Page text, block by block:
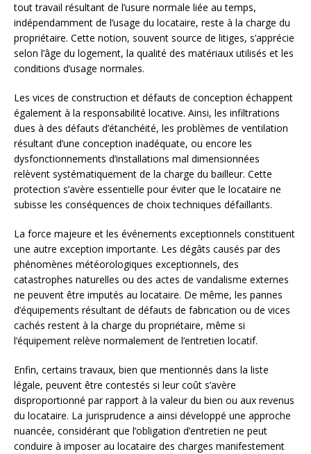
tout travail résultant de l’usure normale liée au temps,
indépendamment de l’usage du locataire, reste à la charge du
propriétaire. Cette notion, souvent source de litiges, s’apprécie
selon l’âge du logement, la qualité des matériaux utilisés et les
conditions d’usage normales.
Les vices de construction et défauts de conception échappent
également à la responsabilité locative. Ainsi, les infiltrations
dues à des défauts d’étanchéité, les problèmes de ventilation
résultant d’une conception inadéquate, ou encore les
dysfonctionnements d’installations mal dimensionnées
relèvent systématiquement de la charge du bailleur. Cette
protection s’avère essentielle pour éviter que le locataire ne
subisse les conséquences de choix techniques défaillants.
La force majeure et les événements exceptionnels constituent
une autre exception importante. Les dégâts causés par des
phénomènes météorologiques exceptionnels, des
catastrophes naturelles ou des actes de vandalisme externes
ne peuvent être imputés au locataire. De même, les pannes
d’équipements résultant de défauts de fabrication ou de vices
cachés restent à la charge du propriétaire, même si
l’équipement relève normalement de l’entretien locatif.
Enfin, certains travaux, bien que mentionnés dans la liste
légale, peuvent être contestés si leur coût s’avère
disproportionné par rapport à la valeur du bien ou aux revenus
du locataire. La jurisprudence a ainsi développé une approche
nuancée, considérant que l’obligation d’entretien ne peut
conduire à imposer au locataire des charges manifestement